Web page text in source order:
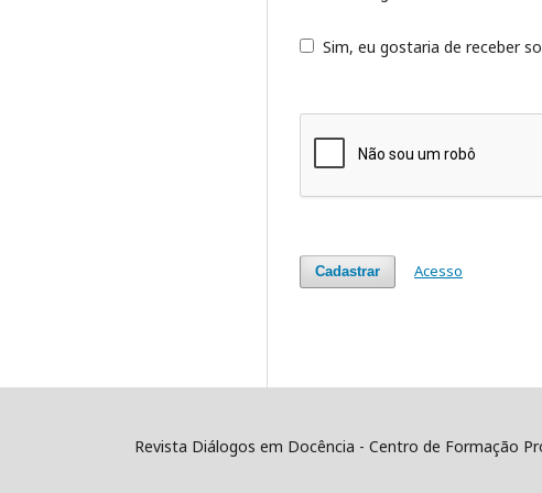
Sim, eu gostaria de receber
Cadastrar Acesso
Revista Diálogos em Docência - Centro de Formação